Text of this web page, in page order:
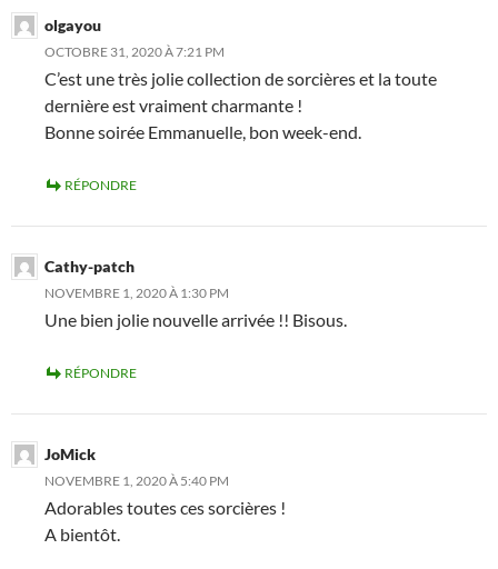
olgayou
OCTOBRE 31, 2020 À 7:21 PM
C’est une très jolie collection de sorcières et la toute
dernière est vraiment charmante !
Bonne soirée Emmanuelle, bon week-end.
RÉPONDRE
Cathy-patch
NOVEMBRE 1, 2020 À 1:30 PM
Une bien jolie nouvelle arrivée !! Bisous.
RÉPONDRE
JoMick
NOVEMBRE 1, 2020 À 5:40 PM
Adorables toutes ces sorcières !
A bientôt.